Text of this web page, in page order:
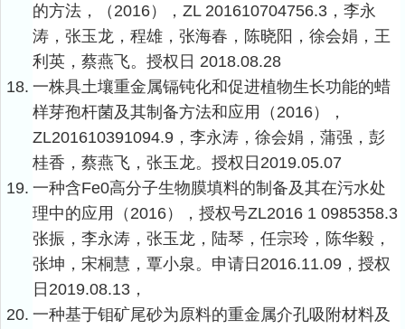
的方法，（ 2016）， ZL 201610704756.3 ，李永
涛，张玉龙，程雄，张海春，陈晓阳，徐会娟，王
利英，蔡燕飞。授权日 2018.08.28
18. 一株具土壤重金属镉钝化和促进植物生长功能的蜡
样芽孢杆菌及其制备方法和应用（ 2016），
ZL201610391094.9 ，李永涛，徐会娟，蒲强，彭
桂香，蔡燕飞，张玉龙。授权日 2019.05.07
19. 一种含Fe0高分子生物膜填料的制备及其在污水处
理中的应用（ 2016），授权号ZL2016 1 0985358.3
张振，李永涛，张玉龙，陆琴，任宗玲，陈华毅，
张坤，宋桐慧，覃小泉。申请日 2016.11.09 ，授权
日 2019.08.13 ，
20. 一种基于钼矿尾砂为原料的重金属介孔吸附材料及